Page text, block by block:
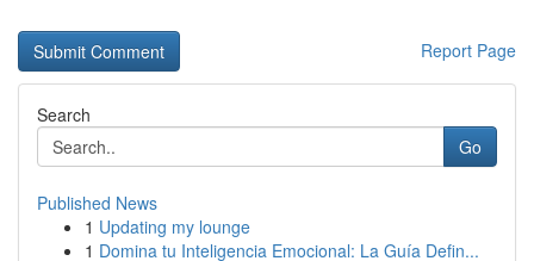
Report Page
Search
Go
Published News
1 Updating my lounge
1 Domina tu Inteligencia Emocional: La Guía Defin...